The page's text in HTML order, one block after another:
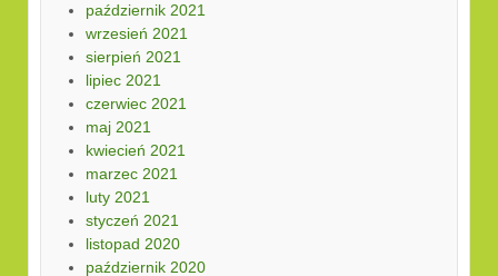
październik 2021
wrzesień 2021
sierpień 2021
lipiec 2021
czerwiec 2021
maj 2021
kwiecień 2021
marzec 2021
luty 2021
styczeń 2021
listopad 2020
październik 2020